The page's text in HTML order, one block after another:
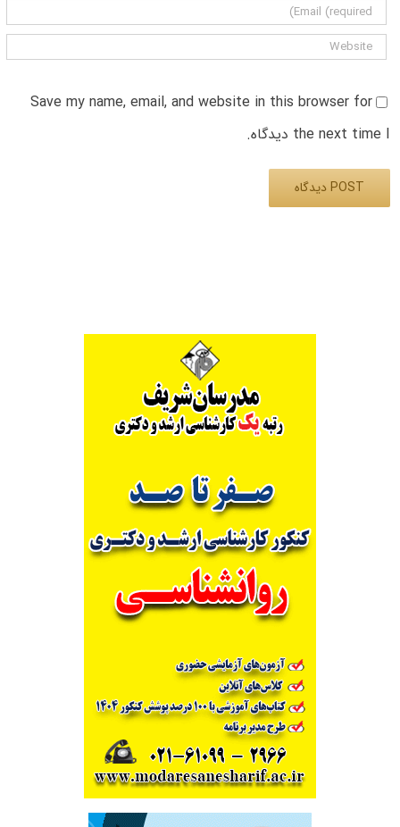
Save my name, email, and website in this browser for
the next time I دیدگاه.